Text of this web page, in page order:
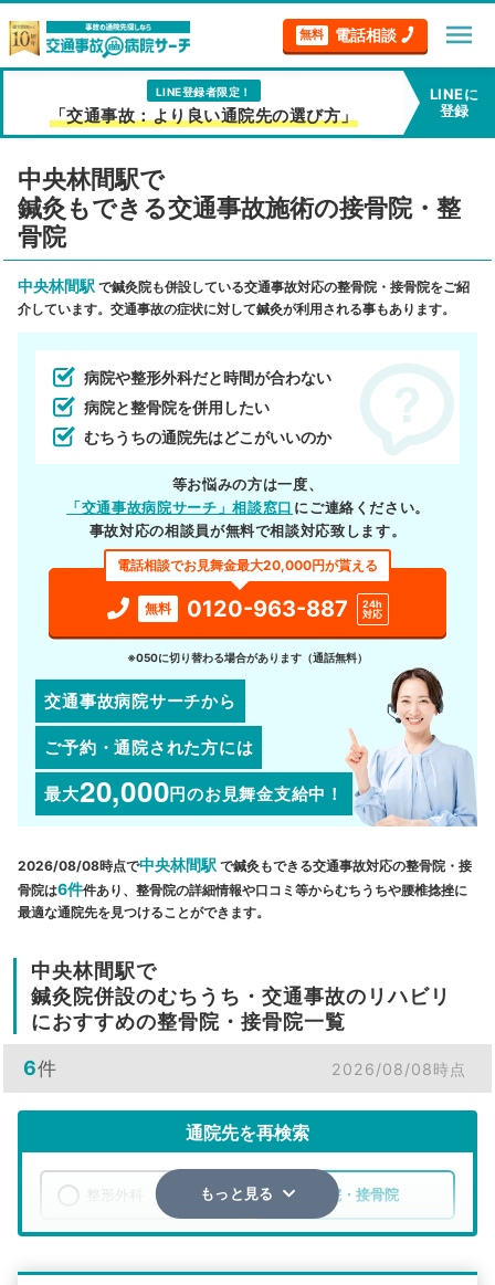
無料 電話相談 menu
LINE登録者限定！
「交通事故：より良い通院先の選び方」
LINEに
登録
中央林間駅で
鍼灸もできる交通事故施術の接骨院・整
骨院
中央林間駅 で鍼灸院も併設している交通事故対応の整骨院・接骨院をご紹
介しています。交通事故の症状に対して鍼灸が利用される事もあります。
病院や整形外科だと時間が合わない
病院と整骨院を併用したい
むちうちの通院先はどこがいいのか
等お悩みの方は一度、
「交通事故病院サーチ」相談窓口 にご連絡ください。
事故対応の相談員が無料で相談対応致します。
電話相談でお見舞金最大20,000円が貰える
無料 0120-963-887
24h
対応
※050に切り替わる場合があります（通話無料）
交通事故病院サーチから
ご予約・通院された方には
最大20,000円のお見舞金支給中！
2026/08/08時点で中央林間駅 で鍼灸もできる交通事故対応の整骨院・接
骨院は6件件あり、整骨院の詳細情報や口コミ等からむちうちや腰椎捻挫に
最適な通院先を見つけることができます。
中央林間駅で
鍼灸院併設のむちうち・交通事故のリハビリ
におすすめの整骨院・接骨院一覧
6件 2026/08/08時点
通院先を再検索
整骨院・接骨院
もっと見る